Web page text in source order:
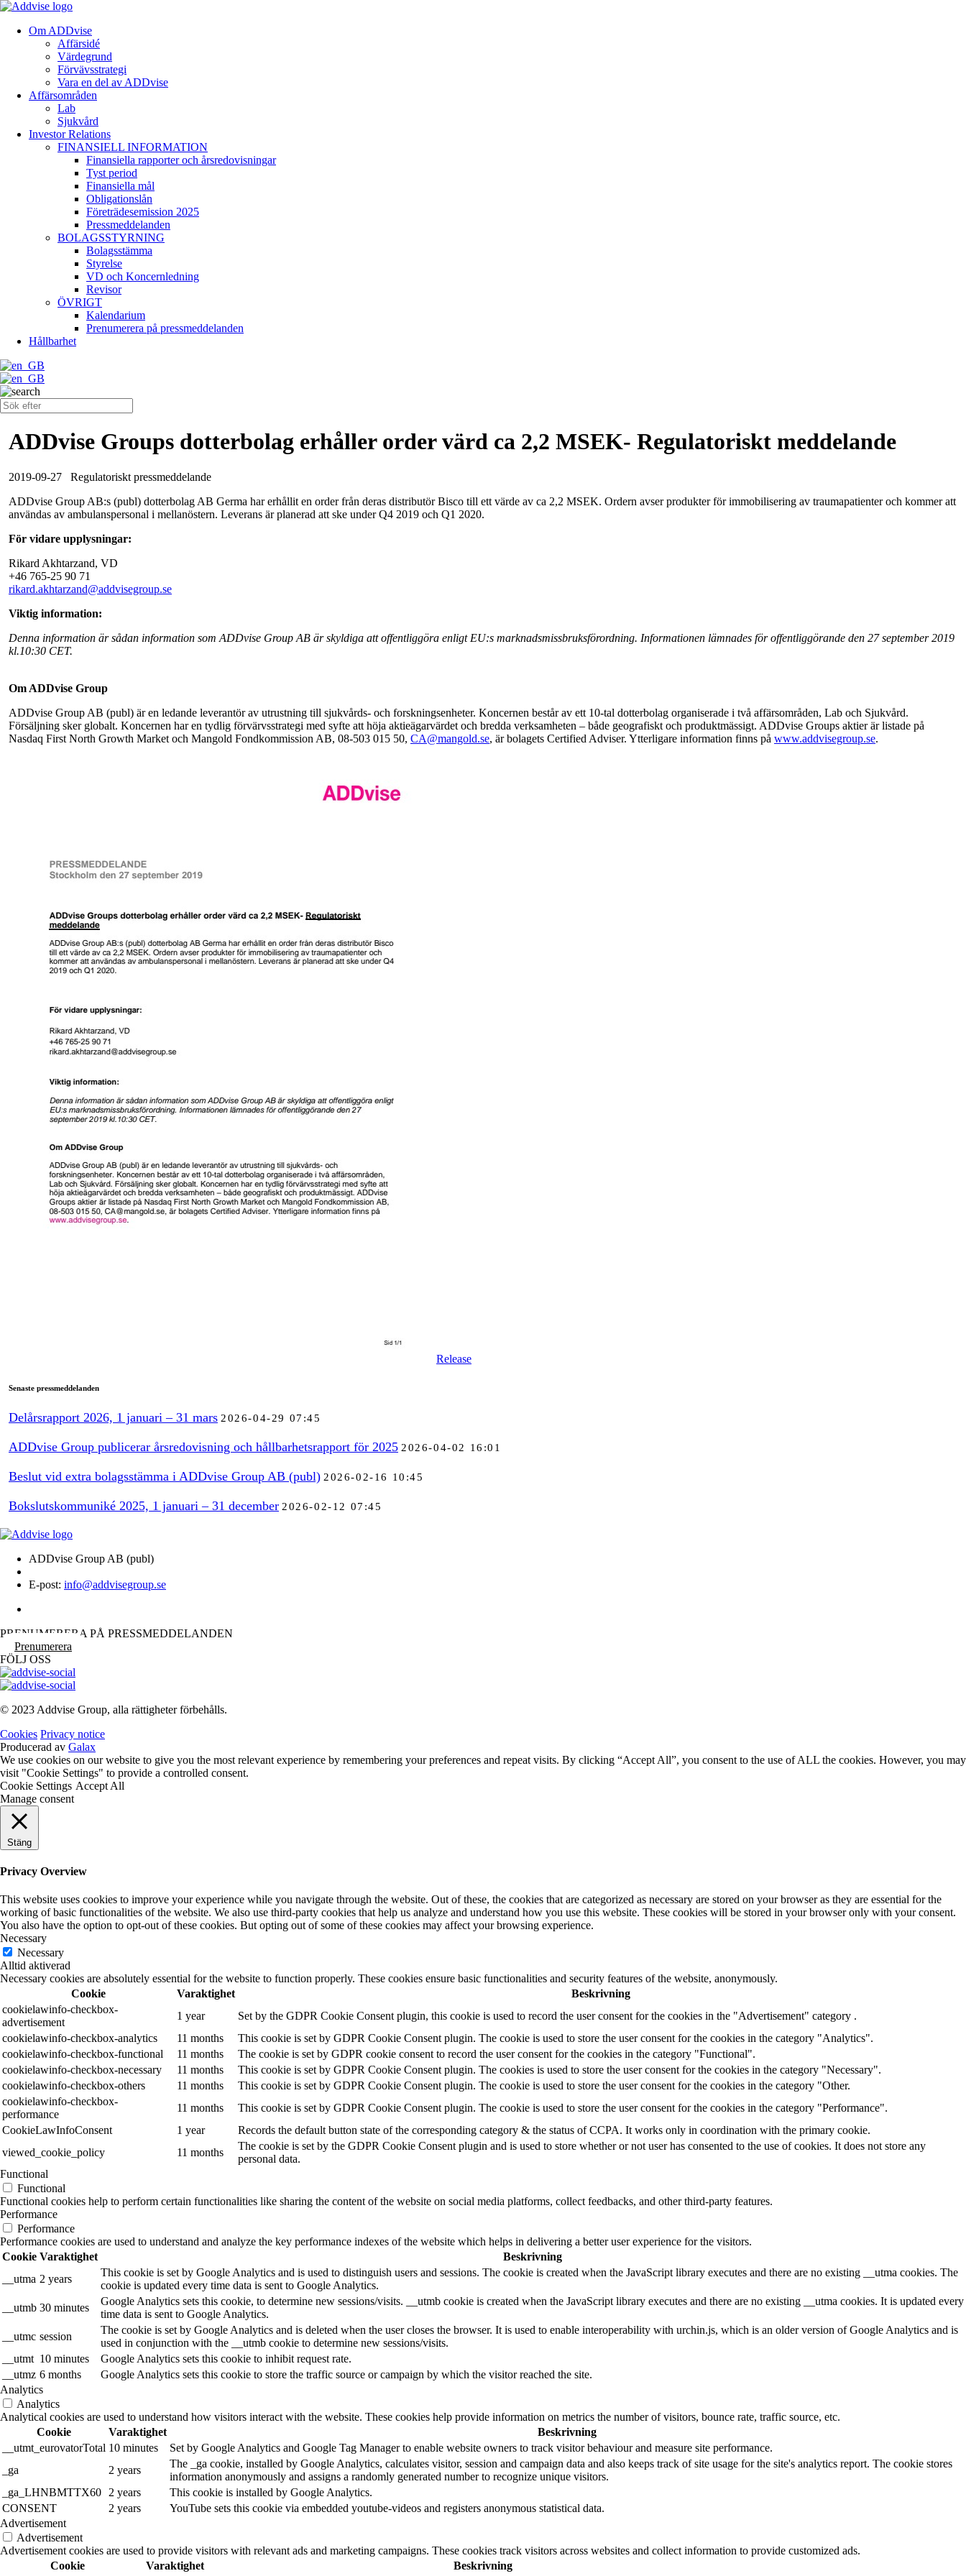
Om ADDvise
Affärsidé
Värdegrund
Förvävsstrategi
Vara en del av ADDvise
Affärsområden
Lab
Sjukvård
Investor Relations
FINANSIELL INFORMATION
Finansiella rapporter och årsredovisningar
Tyst period
Finansiella mål
Obligationslån
Företrädesemission 2025
Pressmeddelanden
BOLAGSSTYRNING
Bolagsstämma
Styrelse
VD och Koncernledning
Revisor
ÖVRIGT
Kalendarium
Prenumerera på pressmeddelanden
Hållbarhet
ADDvise Groups dotterbolag erhåller order värd ca 2,2 MSEK- Regulatoriskt meddelande
2019-09-27
Regulatoriskt pressmeddelande
ADDvise Group AB:s (publ) dotterbolag AB Germa har erhållit en order från deras distributör Bisco till ett värde av ca 2,2 MSEK. Ordern avser produkter för immobilisering av traumapatienter och kommer att
användas av ambulanspersonal i mellanöstern. Leverans är planerad att ske under Q4 2019 och Q1 2020.
För vidare upplysningar:
Rikard Akhtarzand, VD
+46 765-25 90 71
rikard.akhtarzand@addvisegroup.se
Viktig information:
Denna information är sådan information som ADDvise Group AB är skyldiga att offentliggöra enligt EU:s marknadsmissbruksförordning. Informationen lämnades för offentliggörande den 27 september 2019
kl.10:30 CET.
Om ADDvise Group
ADDvise Group AB (publ) är en ledande leverantör av utrustning till sjukvårds- och forskningsenheter. Koncernen består av ett 10-tal dotterbolag organiserade i två affärsområden, Lab och Sjukvård.
Försäljning sker globalt. Koncernen har en tydlig förvärvsstrategi med syfte att höja aktieägarvärdet och bredda verksamheten – både geografiskt och produktmässigt. ADDvise Groups aktier är listade på
Nasdaq First North Growth Market och Mangold Fondkommission AB, 08-503 015 50, CA@mangold.se, är bolagets Certified Adviser. Ytterligare information finns på www.addvisegroup.se.
Release
Senaste pressmeddelanden
Delårsrapport 2026, 1 januari – 31 mars 2026-04-29 07:45
ADDvise Group publicerar årsredovisning och hållbarhetsrapport för 2025 2026-04-02 16:01
Beslut vid extra bolagsstämma i ADDvise Group AB (publ) 2026-02-16 10:45
Bokslutskommuniké 2025, 1 januari – 31 december 2026-02-12 07:45
ADDvise Group AB (publ)
E-post: info@addvisegroup.se
PRENUMERERA PÅ PRESSMEDDELANDEN
Prenumerera
FÖLJ OSS
© 2023 Addvise Group, alla rättigheter förbehålls.
Cookies Privacy notice
Producerad av Galax
We use cookies on our website to give you the most relevant experience by remembering your preferences and repeat visits. By clicking “Accept All”, you consent to the use of ALL the cookies. However, you may
visit "Cookie Settings" to provide a controlled consent.
Cookie Settings Accept All
Manage consent
Stäng
Privacy Overview
This website uses cookies to improve your experience while you navigate through the website. Out of these, the cookies that are categorized as necessary are stored on your browser as they are essential for the
working of basic functionalities of the website. We also use third-party cookies that help us analyze and understand how you use this website. These cookies will be stored in your browser only with your consent.
You also have the option to opt-out of these cookies. But opting out of some of these cookies may affect your browsing experience.
Necessary
Necessary
Alltid aktiverad
Necessary cookies are absolutely essential for the website to function properly. These cookies ensure basic functionalities and security features of the website, anonymously.
Cookie
Varaktighet
Beskrivning
cookielawinfo-checkbox-
advertisement
1 year
Set by the GDPR Cookie Consent plugin, this cookie is used to record the user consent for the cookies in the "Advertisement" category .
cookielawinfo-checkbox-analytics
11 months
This cookie is set by GDPR Cookie Consent plugin. The cookie is used to store the user consent for the cookies in the category "Analytics".
cookielawinfo-checkbox-functional
11 months
The cookie is set by GDPR cookie consent to record the user consent for the cookies in the category "Functional".
cookielawinfo-checkbox-necessary
11 months
This cookie is set by GDPR Cookie Consent plugin. The cookies is used to store the user consent for the cookies in the category "Necessary".
cookielawinfo-checkbox-others
11 months
This cookie is set by GDPR Cookie Consent plugin. The cookie is used to store the user consent for the cookies in the category "Other.
cookielawinfo-checkbox-
performance
11 months
This cookie is set by GDPR Cookie Consent plugin. The cookie is used to store the user consent for the cookies in the category "Performance".
CookieLawInfoConsent
1 year
Records the default button state of the corresponding category & the status of CCPA. It works only in coordination with the primary cookie.
viewed_cookie_policy
11 months
The cookie is set by the GDPR Cookie Consent plugin and is used to store whether or not user has consented to the use of cookies. It does not store any
personal data.
Functional
Functional
Functional cookies help to perform certain functionalities like sharing the content of the website on social media platforms, collect feedbacks, and other third-party features.
Performance
Performance
Performance cookies are used to understand and analyze the key performance indexes of the website which helps in delivering a better user experience for the visitors.
Cookie Varaktighet
Beskrivning
__utma 2 years
This cookie is set by Google Analytics and is used to distinguish users and sessions. The cookie is created when the JavaScript library executes and there are no existing __utma cookies. The
cookie is updated every time data is sent to Google Analytics.
__utmb 30 minutes
Google Analytics sets this cookie, to determine new sessions/visits. __utmb cookie is created when the JavaScript library executes and there are no existing __utma cookies. It is updated every
time data is sent to Google Analytics.
__utmc session
The cookie is set by Google Analytics and is deleted when the user closes the browser. It is used to enable interoperability with urchin.js, which is an older version of Google Analytics and is
used in conjunction with the __utmb cookie to determine new sessions/visits.
__utmt 10 minutes
Google Analytics sets this cookie to inhibit request rate.
__utmz 6 months
Google Analytics sets this cookie to store the traffic source or campaign by which the visitor reached the site.
Analytics
Analytics
Analytical cookies are used to understand how visitors interact with the website. These cookies help provide information on metrics the number of visitors, bounce rate, traffic source, etc.
Cookie
Varaktighet
Beskrivning
__utmt_eurovatorTotal 10 minutes
Set by Google Analytics and Google Tag Manager to enable website owners to track visitor behaviour and measure site performance.
_ga
2 years
The _ga cookie, installed by Google Analytics, calculates visitor, session and campaign data and also keeps track of site usage for the site's analytics report. The cookie stores
information anonymously and assigns a randomly generated number to recognize unique visitors.
_ga_LHNBMTTX60
2 years
This cookie is installed by Google Analytics.
CONSENT
2 years
YouTube sets this cookie via embedded youtube-videos and registers anonymous statistical data.
Advertisement
Advertisement
Advertisement cookies are used to provide visitors with relevant ads and marketing campaigns. These cookies track visitors across websites and collect information to provide customized ads.
Cookie
Varaktighet
Beskrivning